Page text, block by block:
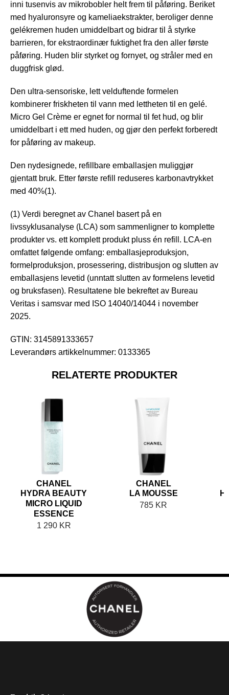
inni tusenvis av mikrobobler helt frem til påføring. Beriket
med hyaluronsyre og kameliaekstrakter, beroliger denne
gelékremen huden umiddelbart og bidrar til å styrke
barrieren, for ekstraordinær fuktighet fra den aller første
påføring. Huden blir styrket og fornyet, og stråler med en
duggfrisk glød.
Den ultra-sensoriske, lett velduftende formelen
kombinerer friskheten til vann med lettheten til en gelé.
Micro Gel Crème er egnet for normal til fet hud, og blir
umiddelbart i ett med huden, og gjør den perfekt forberedt
for påføring av makeup.
Den nydesignede, refillbare emballasjen muliggjør
gjentatt bruk. Etter første refill reduseres karbonavtrykket
med 40%(1).
(1) Verdi beregnet av Chanel basert på en
livssyklusanalyse (LCA) som sammenligner to komplette
produkter vs. ett komplett produkt pluss én refill. LCA-en
omfattet følgende omfang: emballasjeproduksjon,
formelproduksjon, prosessering, distribusjon og slutten av
emballasjens levetid (unntatt slutten av formelens levetid
og bruksfasen). Resultatene ble bekreftet av Bureau
Veritas i samsvar med ISO 14040/14044 i november
2025.
GTIN: 3145891333657
Leverandørs artikkelnummer: 0133365
RELATERTE PRODUKTER
CHANEL
HYDRA BEAUTY
MICRO LIQUID
ESSENCE
1 290 KR
CHANEL
LA MOUSSE
785 KR